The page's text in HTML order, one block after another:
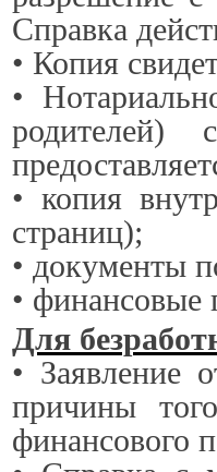
Справка
• Копия
•
• копия
страниц);
• документы
• финансовые
Для
• Заявление
причины
финансового